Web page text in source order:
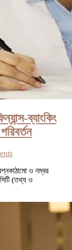
ব্যাংকিং
ও নম্বর
(তথ্য ও